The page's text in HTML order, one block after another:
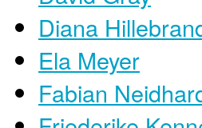
Diana
Ela Meyer
Fabian